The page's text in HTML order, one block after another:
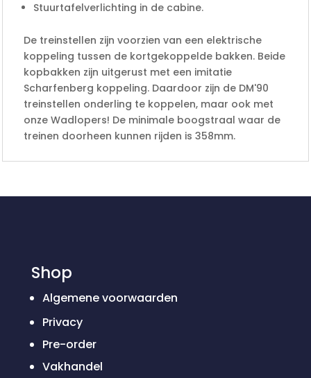
Stuurtafelverlichting in de cabine.
De treinstellen zijn voorzien van een elektrische
koppeling tussen de kortgekoppelde bakken. Beide
kopbakken zijn uitgerust met een imitatie
Scharfenberg koppeling. Daardoor zijn de DM'90
treinstellen onderling te koppelen, maar ook met
onze Wadlopers! De minimale boogstraal waar de
treinen doorheen kunnen rijden is 358mm.
Shop
Algemene voorwaarden
Privacy
Pre-order
Vakhandel